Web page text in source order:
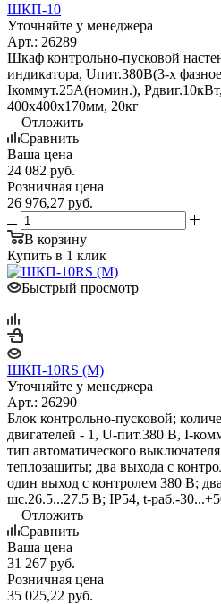
ШКП-10
Уточняйте у менеджера
Арт.: 26289
Шкаф контрольно-пусковой
индикатора, Uпит.380В(3-х
Iкоммут.25А(номин.),
400х400х170мм, 20кг
Отложить
Сравнить
Ваша цена
24 082 руб.
Розничная цена
26 976,27 руб.
В корзину
Купить в 1 клик
Быстрый просмотр
ШКП-10RS (М)
Уточняйте у менеджера
Арт.: 26290
Блок контрольно-пусковой;
двигателей - 1, U-пит.380 В, I-
тип автоматического
теплозащиты; два выхода с
один выход с контролем 380 В;
шс.26.5...27.5 В; IP54, t-раб.-
Отложить
Сравнить
Ваша цена
31 267 руб.
Розничная цена
35 025,22 руб.